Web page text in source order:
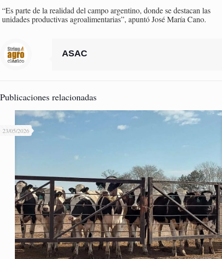
“Es parte de la realidad del campo argentino, donde se destacan las
unidades productivas agroalimentarias”, apuntó José María Cano.
ASAC
Publicaciones relacionadas
23/05/2026